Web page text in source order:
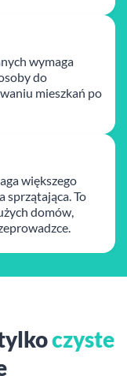
wymaga
do
mieszkań po
większego
sprzątająca. To
domów,
czyste